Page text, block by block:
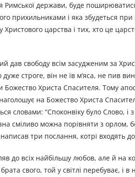
Римської держави, буде
прихильниками і яка збудеться при
царства і тих, хто це
дав свободу всім засудженим за
строге, він не їв м’яса, не пив
Божество Христа Спасителя. Тому
на Божество Христа
словами: “Споконвіку було Слово, і
сміливо можна порівняти з орлом,
три послання, котрі входять до
до всіх найбільшу любов, але й на
свого, той у світлі перебуває, і в